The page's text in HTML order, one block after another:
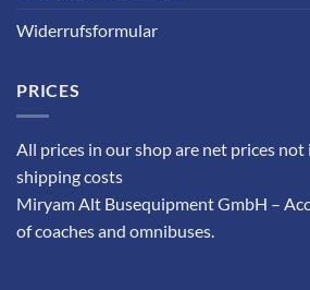
Widerrufsformular
PRICES
All prices in our shop are net prices not
shipping costs
Miryam Alt Busequipment GmbH –
of coaches and omnibuses.